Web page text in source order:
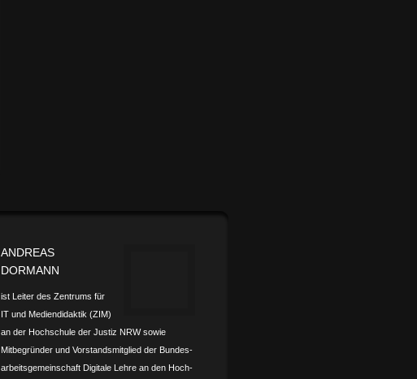
ANDREAS
DORMANN
ist Leiter des Zentrums für
IT und Medien­didaktik (ZIM)
an der Hochschule der Justiz NRW sowie
Mitbegründer und Vorstands­mitglied der Bundes­­
arbeits­gemeinschaft Digitale Lehre an den Hoch­­